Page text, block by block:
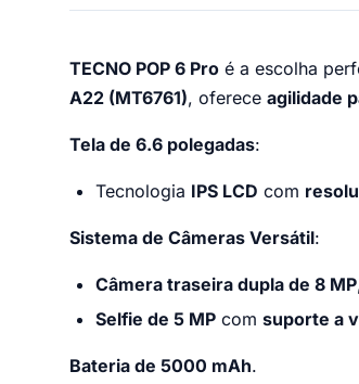
TECNO POP 6 Pro é a escolha
A22 (MT6761), oferece agilidade
Tela de 6.6 polegadas:
Tecnologia IPS LCD com
Sistema de Câmeras Versátil:
Câmera traseira dupla de 8 MP
Selfie de 5 MP com suporte a
Bateria de 5000 mAh.